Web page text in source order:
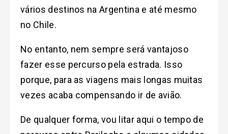
vários destinos na Argentina e até mesmo
no Chile.
No entanto, nem sempre será vantajoso
fazer esse percurso pela estrada. Isso
porque, para as viagens mais longas muitas
vezes acaba compensando ir de avião.
De qualquer forma, vou litar aqui o tempo de